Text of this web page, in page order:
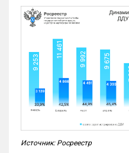
Источник: Росреестр